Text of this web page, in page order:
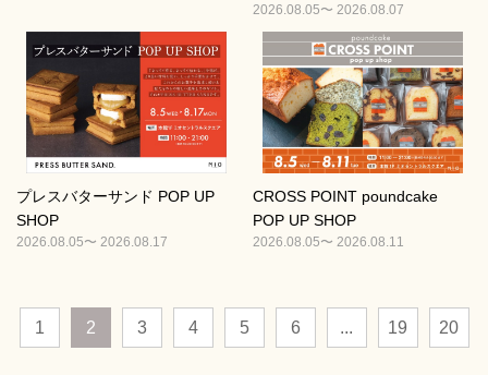
2026.08.05〜 2026.08.07
プレスバターサンド POP UP
SHOP
2026.08.05〜 2026.08.17
CROSS POINT poundcake
POP UP SHOP
2026.08.05〜 2026.08.11
1 2 3 4 5 6 ... 19 20